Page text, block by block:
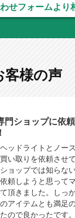
せフォームより
客様の声
門ショップに依
ッドライトとノー
い取りを依頼させ
ョップでは知らな
頼しようと思って
頂きました。しっ
アイテムとも満足
ので良かったです